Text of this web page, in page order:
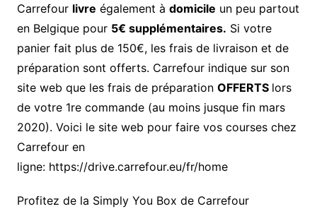
Carrefour livre également à domicile un peu partout
en Belgique pour 5€ supplémentaires. Si votre
panier fait plus de 150€, les frais de livraison et de
préparation sont offerts. Carrefour indique sur son
site web que les frais de préparation OFFERTS lors
de votre 1re commande (au moins jusque fin mars
2020). Voici le site web pour faire vos courses chez
Carrefour en
ligne: https://drive.carrefour.eu/fr/home
Profitez de la Simply You Box de Carrefour